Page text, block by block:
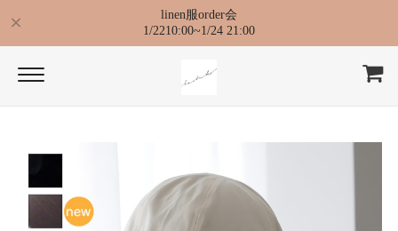
linen服order会
1/2210:00~1/24 21:00